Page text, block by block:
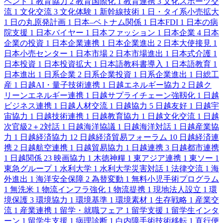
流 1 文化交流 3 文化体験 1 新幹線技術 1 日・タイ系小売拡大
1 日の丸原発計画 1 日本–ベトナム関係 1 日本FDI 1 日本の病
院支援 1 日本バイヤー 1 日本ファッション 1 日本企業 4 日本
企業の投資 1 日本企業連携 1 日本企業進出 2 日本大使接見 1
日本小売センター 1 日本市場 2 日本市場進出 1 日本式介護 1
日本投資 1 日本投資拡大 1 日本語教科書導入 1 日本語教育 1
日本進出 1 日系企業 2 日系企業投資 1 日系企業進出 1 日総工
産 1 日越AI・量子技術連携 1 日越エネルギー協力 2 日越ク
リーンエネルギー連携 1 日越サプライチェーン強靱化 1 日越
ビジネス連携 1 日越人材交流 1 日越協力 5 日越友好 1 日越宇
宙協力 1 日越技術連携 1 日越教育協力 1 日越文化交流 1 日越
次官級2＋2対話 1 日越海洋協議 1 日越海洋対話 1 日越産業協
力 1 日越経済協力 12 日越経済貿易フォーラム 10 日越経済連
携 2 日越航空連携 1 日越貿易協力 1 日越連携 3 日越都市連携
1 日越関係 23 映画協力 1 木徳神糧 1 東アジア連携 1 東ソー 1
東急グループ 1 水利大学 1 水利大学災害対話 1 法律交流 1 海
外進出 1 海洋安全保障 2 為替変動 1 無料小児手術プログラム
1 無洗米 1 物流インフラ強化 1 物流提携 1 現地法人設立 1 環
境保護 3 環境協力 1 環境基準 1 環境素材 1 生存戦略 1 産業交
流 1 産業連携 1 留学・就職フェア 1 留学支援 1 留学生インタ
ーン 1 留学生支援 1 病理診断 1 白内障手術技術移転 1 直行便